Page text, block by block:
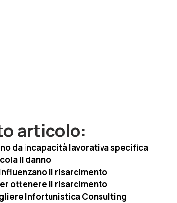
articolo:
da incapacità lavorativa specifica
il danno
il risarcimento
ottenere il risarcimento
Infortunistica Consulting